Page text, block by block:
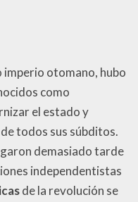
otomano, hubo
como
el estado y
todos sus súbditos.
demasiado tarde
independentistas
de la revolución se